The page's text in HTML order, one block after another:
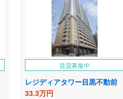
賃貸募集中
レジディアタワー目黒不動前
33.3万円